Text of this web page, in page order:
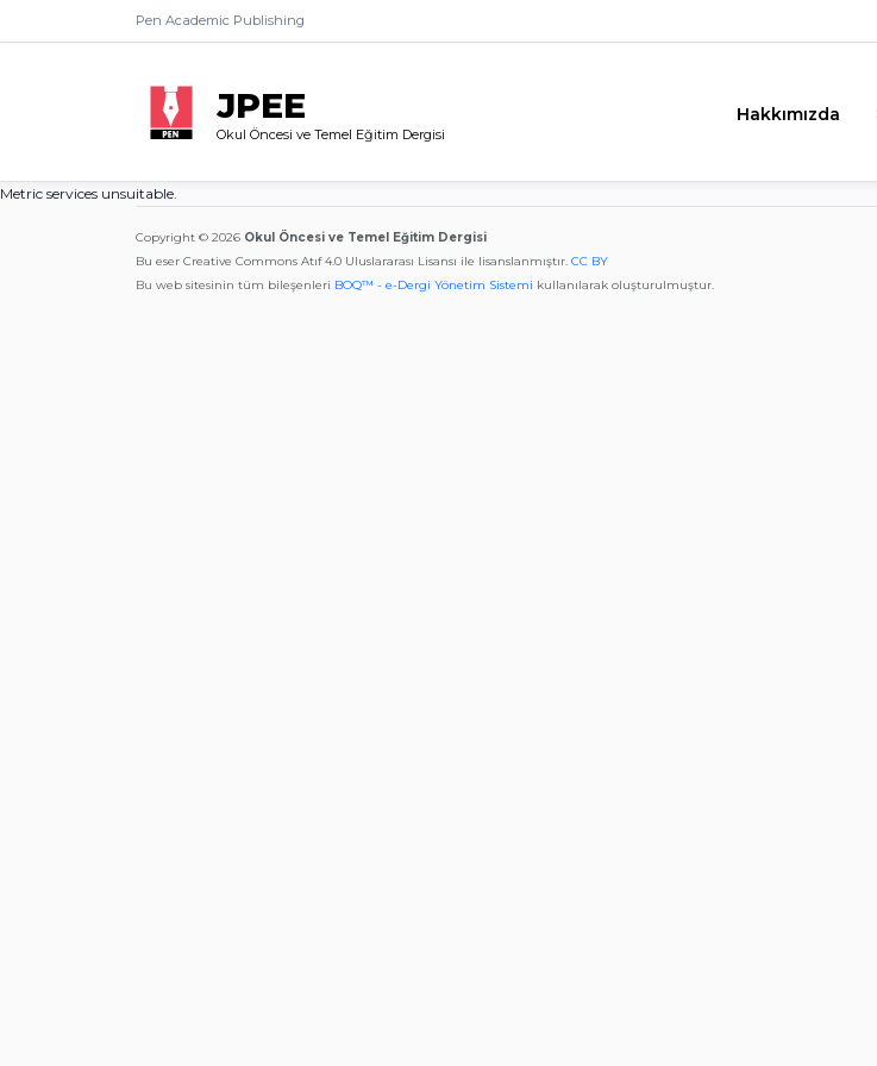
Pen Academic Publishing
JPEE
Okul Öncesi ve Temel Eğitim Dergisi
Hakkımızda
Metric services unsuitable.
Copyright © 2026 Okul Öncesi ve Temel Eğitim Dergisi
Bu eser Creative Commons Atıf 4.0 Uluslararası Lisansı ile lisanslanmıştır. CC BY
Bu web sitesinin tüm bileşenleri BOQ™ - e-Dergi Yönetim Sistemi kullanılarak oluşturulmuştur.